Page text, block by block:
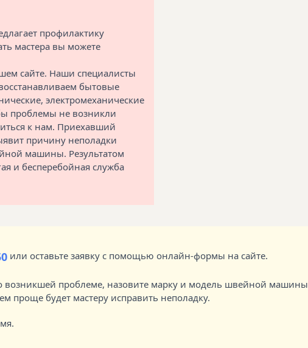
профилактику
мастера вы можете
сайте. Наши специалисты
бытовые
электромеханические
проблемы не возникли
к нам. Приехавший
причину неполадки
машины. Результатом
и бесперебойная служба
или оставьте заявку с помощью онлайн-формы на сайте.
возникшей проблеме, назовите марку и модель швейной
проще будет мастеру исправить неполадку.